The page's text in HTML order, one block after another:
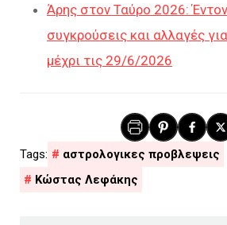
Άρης στον Ταύρο 2026:
συγκρούσεις και αλλαγές
μέχρι τις 29/6/2026
αστρολογικες προβλεψεις
Κώστας Λεφάκης